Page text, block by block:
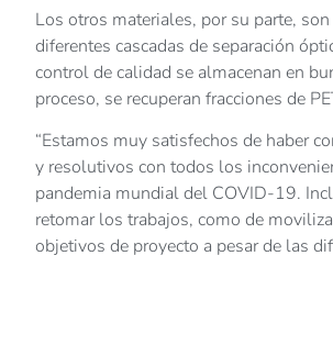
Los otros materiales, por su parte,
diferentes cascadas de separación
control de calidad se almacenan en
proceso, se recuperan fracciones de
“Estamos muy satisfechos de haber
y resolutivos con todos los
pandemia mundial del COVID-19.
retomar los trabajos, como de
objetivos de proyecto a pesar de las